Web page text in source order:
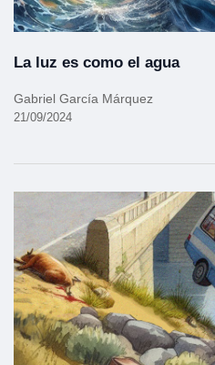
La luz es como el agua
Gabriel García Márquez
21/09/2024